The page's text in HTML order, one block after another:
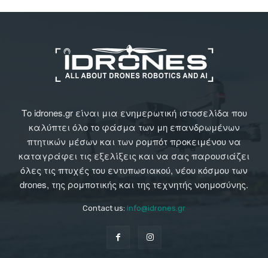
Το idrones.gr είναι μια ενημερωτική ιστοσελίδα που
καλύπτει όλο το φάσμα των μη επανδρωμένων
πτητικών μέσων και των ρομπότ προκειμένου να
καταγράφει τις εξελίξεις και να σας παρουσιάζει
όλες τις πτυχές του εντυπωσιακού, νέου κόσμου των
drones, της ρομποτικής και της τεχνητής νοημοσύνης.
Contact us: info@idrones.gr